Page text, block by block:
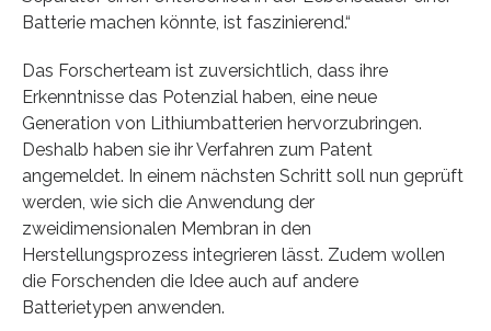
Batterie machen könnte, ist faszinierend.“
Das Forscherteam ist zuversichtlich, dass ihre
Erkenntnisse das Potenzial haben, eine neue
Generation von Lithiumbatterien hervorzubringen.
Deshalb haben sie ihr Verfahren zum Patent
angemeldet. In einem nächsten Schritt soll nun geprüft
werden, wie sich die Anwendung der
zweidimensionalen Membran in den
Herstellungsprozess integrieren lässt. Zudem wollen
die Forschenden die Idee auch auf andere
Batterietypen anwenden.